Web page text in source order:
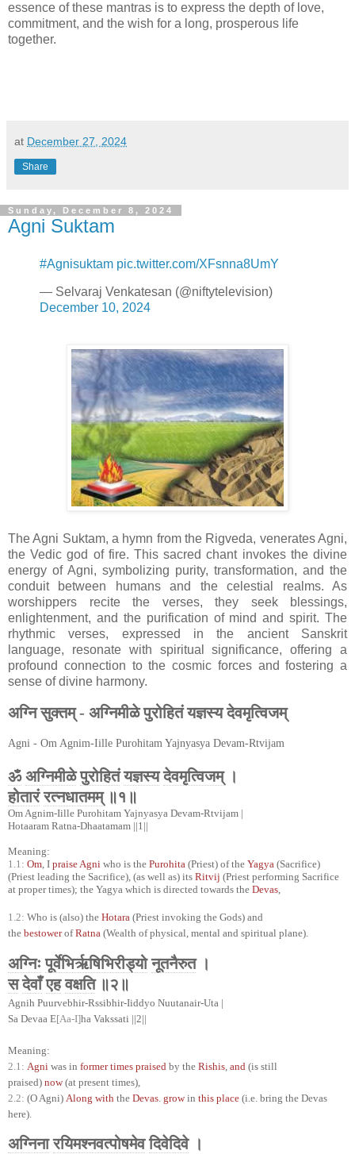
essence of these mantras is to express the depth of love,
commitment, and the wish for a long, prosperous life
together.
at December 27, 2024
Share
Sunday, December 8, 2024
Agni Suktam
#Agnisuktam pic.twitter.com/XFsnna8UmY
— Selvaraj Venkatesan (@niftytelevision)
December 10, 2024
The Agni Suktam, a hymn from the Rigveda, venerates Agni,
the Vedic god of fire. This sacred chant invokes the divine
energy of Agni, symbolizing purity, transformation, and the
conduit between humans and the celestial realms. As
worshippers recite the verses, they seek blessings,
enlightenment, and the purification of mind and spirit. The
rhythmic verses, expressed in the ancient Sanskrit
language, resonate with spiritual significance, offering a
profound connection to the cosmic forces and fostering a
sense of divine harmony.
अग्नि सुक्तम् - अग्निमीळे पुरोहितं यज्ञस्य देवमृत्विजम्
Agni - Om Agnim-Iille Purohitam Yajnyasya Devam-Rtvijam
ॐ अग्निमीळे पुरोहितं यज्ञस्य देवमृत्विजम्।
होतारं रत्नधातमम्॥१॥
Om Agnim-Iille Purohitam Yajnyasya Devam-Rtvijam |
Hotaaram Ratna-Dhaatamam ||1||
Meaning:
1.1: Om, I praise Agni who is the Purohita (Priest) of the Yagya (Sacrifice)
(Priest leading the Sacrifice), (as well as) its Ritvij (Priest performing Sacrifice
at proper times); the Yagya which is directed towards the Devas,
1.2: Who is (also) the Hotara (Priest invoking the Gods) and
the bestower of Ratna (Wealth of physical, mental and spiritual plane).
अग्निः पूर्वेभिर्ऋषिभिरीड्यो नूतनैरुत।
स देवाँ एह वक्षति॥२॥
Agnih Puurvebhir-Rssibhir-Iiddyo Nuutanair-Uta |
Sa Devaa E[Aa-I]ha Vakssati ||2||
Meaning:
2.1: Agni was in former times praised by the Rishis and (is still
praised) now (at present times),
2.2: (O Agni) Along with the Devas grow in this place (i.e. bring the Devas
here).
अग्निना रयिमश्नवत्पोषमेव दिवेदिवे।